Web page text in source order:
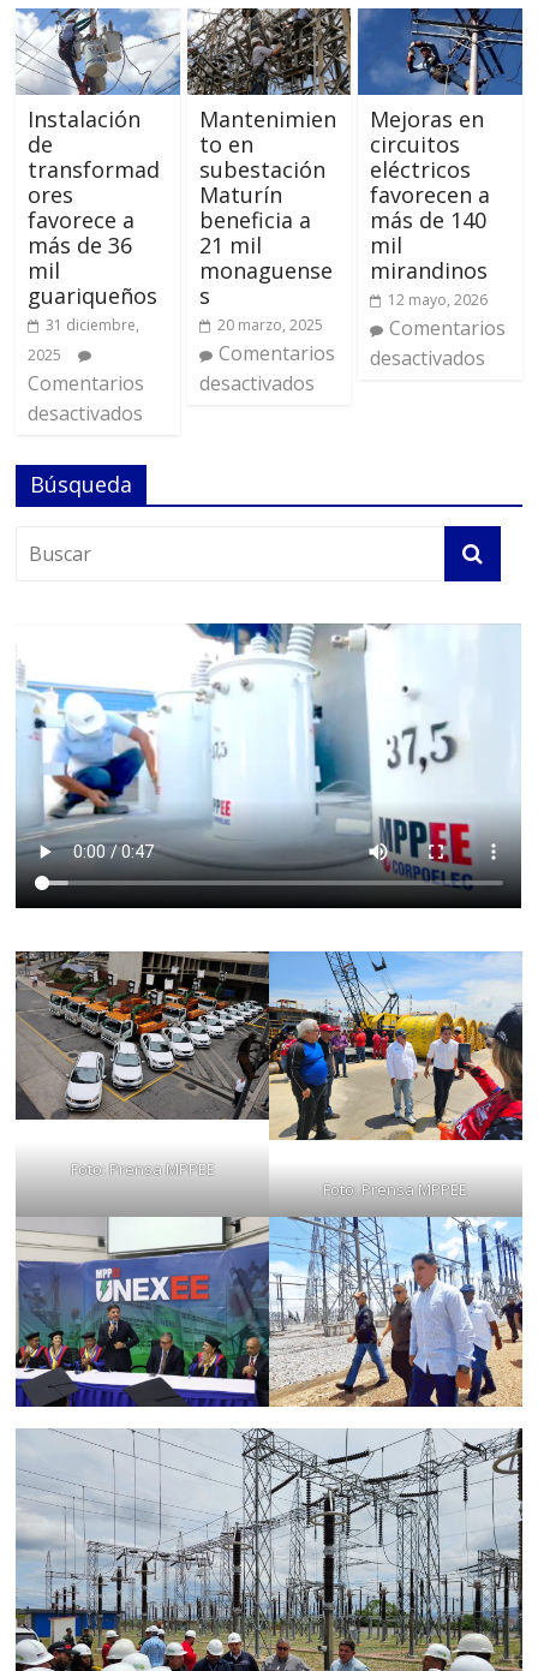
Instalación
de
transformad
ores
favorece a
más de 36
mil
guariqueños
31 diciembre,
2025
Comentarios
desactivados
Mantenimien
to en
subestación
Maturín
beneficia a
21 mil
monaguense
s
20 marzo, 2025
Comentarios
desactivados
Mejoras en
circuitos
eléctricos
favorecen a
más de 140
mil
mirandinos
12 mayo, 2026
Comentarios
desactivados
Búsqueda
Foto: Prensa MPPEE
Foto: Prensa MPPEE